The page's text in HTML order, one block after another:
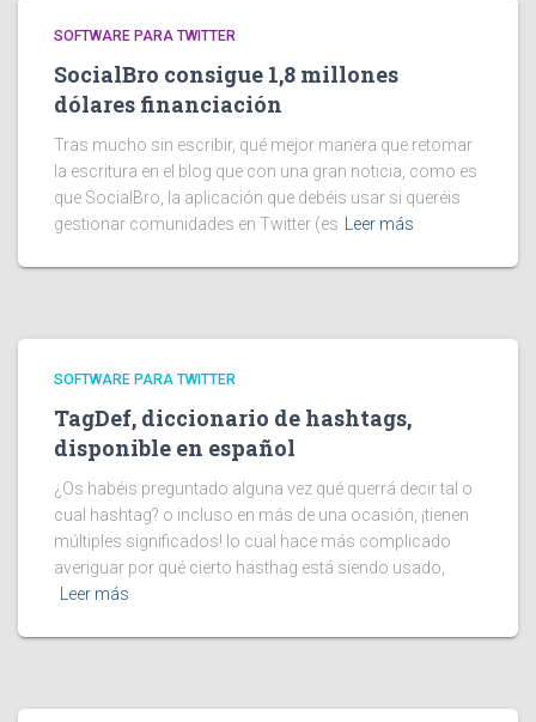
SOFTWARE PARA TWITTER
SocialBro consigue 1,8 millones
dólares financiación
Tras mucho sin escribir, qué mejor manera que retomar
la escritura en el blog que con una gran noticia, como es
que SocialBro, la aplicación que debéis usar si queréis
gestionar comunidades en Twitter (es
Leer más
SOFTWARE PARA TWITTER
TagDef, diccionario de hashtags,
disponible en español
¿Os habéis preguntado alguna vez qué querrá decir tal o
cual hashtag? o incluso en más de una ocasión, ¡tienen
múltiples significados! lo cual hace más complicado
averiguar por qué cierto hasthag está siendo usado,
Leer más